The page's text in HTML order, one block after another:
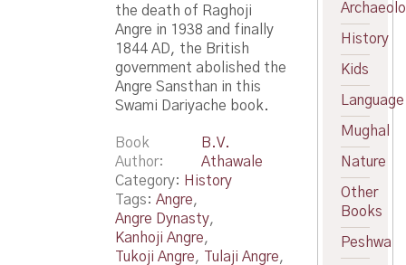
the death of Raghoji
Angre in 1938 and finally
1844 AD, the British
government abolished the
Angre Sansthan in this
Swami Dariyache book.
Book
Author
B.V.
Athawale
Category: History
Tags: Angre,
Angre Dynasty,
Kanhoji Angre,
Tukoji Angre, Tulaji Angre,
History
Kids
Language
Mughal
Nature
Other
Books
Peshwa